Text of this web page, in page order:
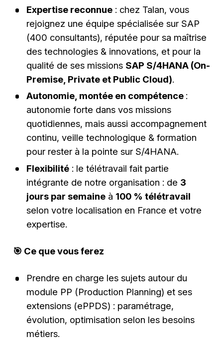
Expertise reconnue: chez Talan, vous
rejoignez une équipe spécialisée sur SAP
(400 consultants), réputée pour sa maîtrise
des technologies & innovations, et pour la
qualité de ses missions SAP S/4HANA (On-
Premise, Private et Public Cloud).
Autonomie, montée en compétence :
autonomie forte dans vos missions
quotidiennes, mais aussi accompagnement
continu, veille technologique & formation
pour rester à la pointe sur S/4HANA.
Flexibilité: le télétravail fait partie
intégrante de notre organisation : de 3
jours par semaineà 100 % télétravail
selon votre localisation en France et votre
expertise.
🎯 Ce que vous ferez
Prendre en charge les sujets autour du
module PP (Production Planning) et ses
extensions (ePPDS) : paramétrage,
évolution, optimisation selon les besoins
métiers.